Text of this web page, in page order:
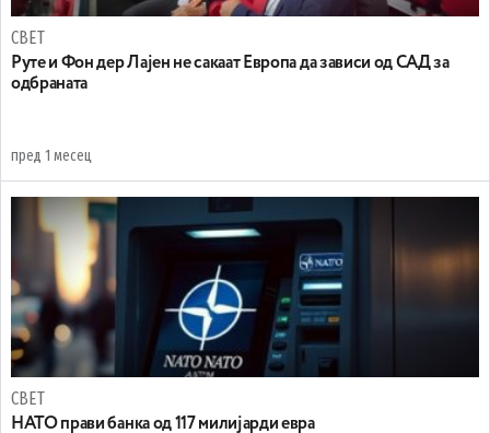
СВЕТ
Руте и Фон дер Лајен не сакаат Европа да зависи од САД за
одбраната
пред 1 месец
СВЕТ
НАТО прави банка од 117 милијарди евра